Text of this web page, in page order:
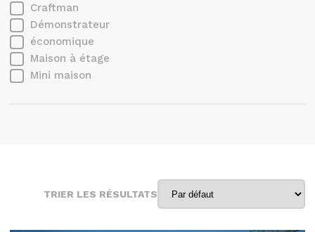
Craftman
Démonstrateur
économique
Maison à étage
Mini maison
TRIER LES RÉSULTATS